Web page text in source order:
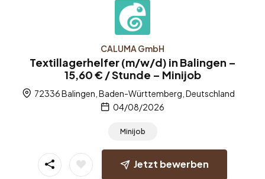
CALUMA GmbH
Textillagerhelfer (m/w/d) in Balingen –
15,60 € / Stunde – Minijob
72336 Balingen, Baden-Württemberg, Deutschland
04/08/2026
Minijob
Jetzt bewerben